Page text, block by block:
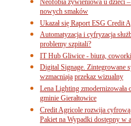
nowych smaków
Ukazał się Raport ESG Credit
Automatyzacja i cyfryzacja
problemy szpitali?
IT Hub Gliwice - biura,
Digital Signage. Zintegrowane
wzmacniają przekaz wizualny
Lena Lighting zmodernizowała
gminie Gierałtowice
Credit Agricole rozwija cyfrową
Pakiet na Wypadki dostępny